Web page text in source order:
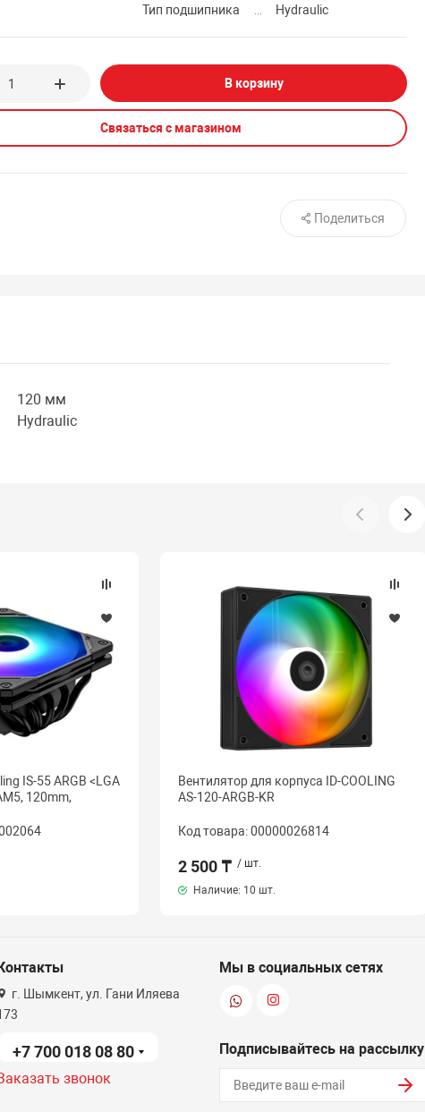
Тип подшипника
Hydraulic
В корзину
Связаться с магазином
Поделиться
120 мм
Hydraulic
IS-55 ARGB <LGA
120mm,
Вентилятор для корпуса ID-COOLING
AS-120-ARGB-KR
Код товара: 00000026814
2 500 ₸ / шт.
Наличие: 10 шт.
г. Шымкент, ул. Гани Иляева
+7 700 018 08 80
звонок
Мы в социальных сетях
Подписывайтесь на рассылку